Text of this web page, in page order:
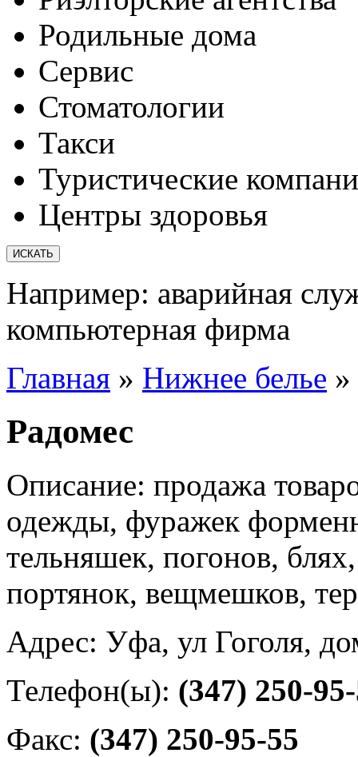
Родильные дома
Сервис
Стоматологии
Такси
Туристические
Центры здоровья
Например: аварийная
компьютерная фирма
Главная » Нижнее белье »
Радомес
Описание: продажа
одежды, фуражек
тельняшек, погонов,
портянок, вещмешков,
Адрес: Уфа, ул Гоголя,
Телефон(ы): (347) 250-
Факс: (347) 250-95-55